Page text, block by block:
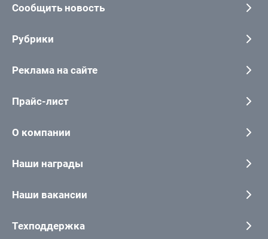
Сообщить новость
Рубрики
Реклама на сайте
Прайс-лист
О компании
Наши награды
Наши вакансии
Техподдержка